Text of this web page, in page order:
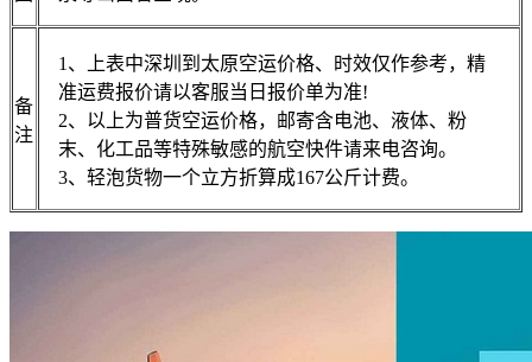
备
注
1、上表中深圳到太原空运价格、时效仅作参考，精
准运费报价请以客服当日报价单为准!
2、以上为普货空运价格，邮寄含电池、液体、粉
末、化工品等特殊敏感的航空快件请来电咨询。
3、轻泡货物一个立方折算成167公斤计费。